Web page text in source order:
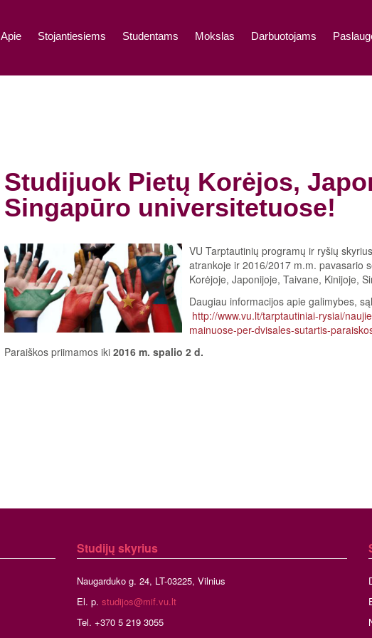
Apie Stojantiesiems Studentams Mokslas Darbuotojams
Studijuok Pietų Korėjos,
Singapūro universitetuose!
VU Tarptautinių programų ir ryšių
atrankoje ir 2016/2017 m.m. pavasario
Korėjoje, Japonijoje, Taivane, Kinijoje,
Daugiau informacijos apie galimybes,
http://www.vu.lt/tarptautiniai-rysiai/
mainuose-per-dvisales-sutartis-
Paraiškos priimamos iki 2016 m. spalio 2 d.
Studijų skyrius
Naugarduko g. 24, LT-03225, Vilnius
El. p. studijos@mif.vu.lt
Tel. +370 5 219 3055